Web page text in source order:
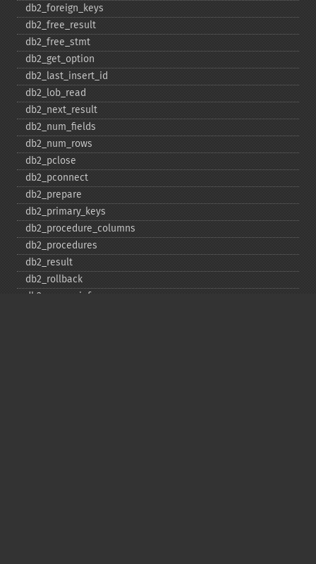
db2_​foreign_​keys
db2_​free_​result
db2_​free_​stmt
db2_​get_​option
db2_​last_​insert_​id
db2_​lob_​read
db2_​next_​result
db2_​num_​fields
db2_​num_​rows
db2_​pclose
db2_​pconnect
db2_​prepare
db2_​primary_​keys
db2_​procedure_​columns
db2_​procedures
db2_​result
db2_​rollback
db2_​server_​info